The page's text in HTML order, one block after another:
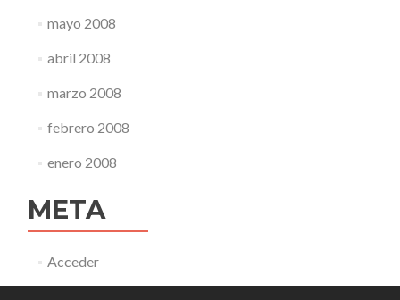
mayo 2008
abril 2008
marzo 2008
febrero 2008
enero 2008
META
Acceder